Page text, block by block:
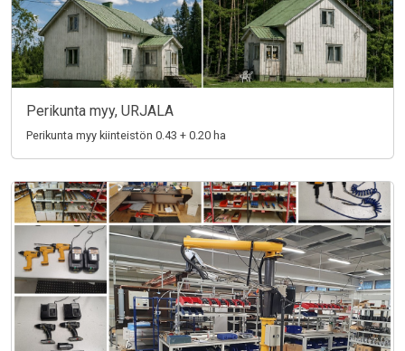
Perikunta myy, URJALA
Perikunta myy kiinteistön 0.43 + 0.20 ha